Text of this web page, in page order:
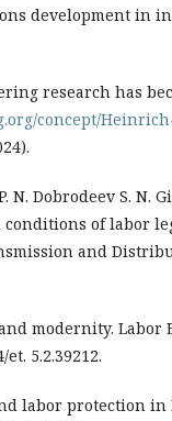
development in
research has
concept/
N. Dobrodeev S. N.
conditions of labor
and
modernity. Labor
et. 5.2.39212.
labor protection in